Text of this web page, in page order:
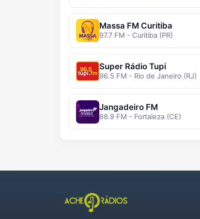
Massa FM Curitiba
97.7 FM - Curitiba (PR)
Super Rádio Tupi
96.5 FM - Rio de Janeiro (RJ)
Jangadeiro FM
88.9 FM - Fortaleza (CE)